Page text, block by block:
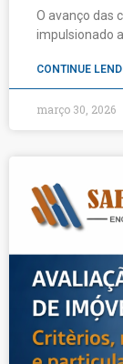
O avanço das
impulsionado
CONTINUE
março 30, 2026